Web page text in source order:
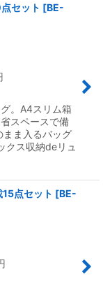
セット [BE-
。A4スリム箱
スペースで備
ま入るバッグ
クス収納deリュ
点セット [BE-